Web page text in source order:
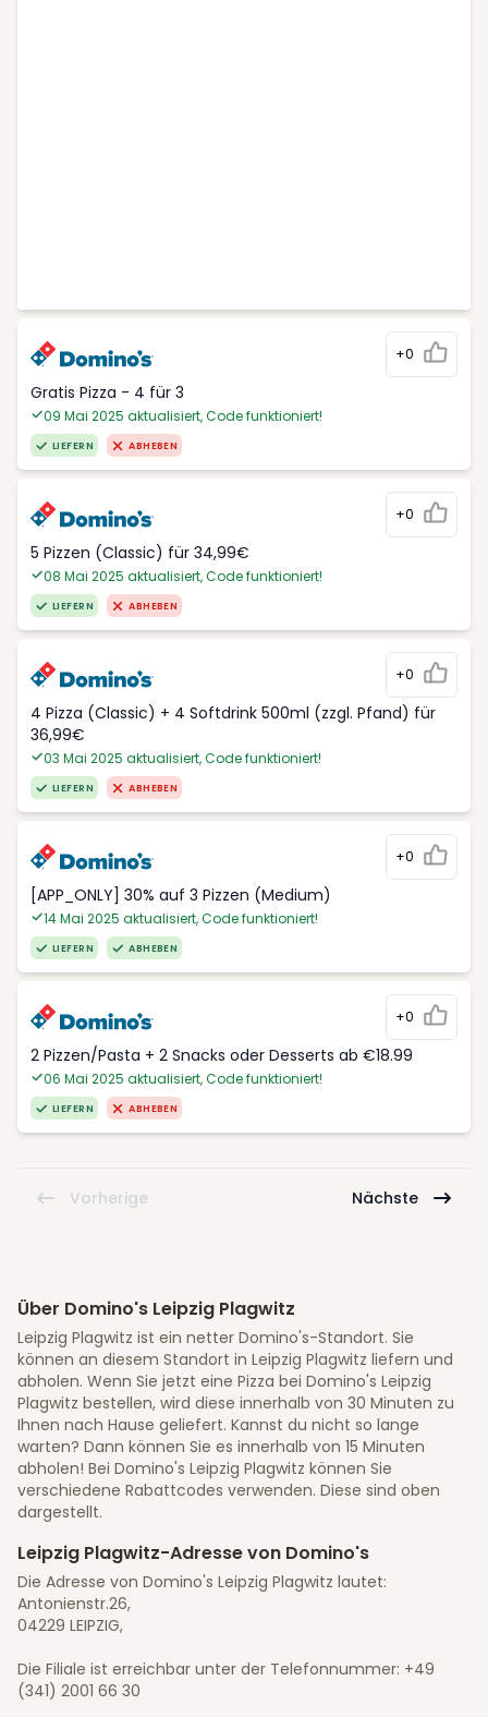
+0
Gratis Pizza - 4 für 3
09 Mai 2025 aktualisiert, Code funktioniert!
LIEFERN ABHEBEN
+0
5 Pizzen (Classic) für 34,99€
08 Mai 2025 aktualisiert, Code funktioniert!
LIEFERN ABHEBEN
+0
4 Pizza (Classic) + 4 Softdrink 500ml (zzgl. Pfand) für
36,99€
03 Mai 2025 aktualisiert, Code funktioniert!
LIEFERN ABHEBEN
+0
[APP_ONLY] 30% auf 3 Pizzen (Medium)
14 Mai 2025 aktualisiert, Code funktioniert!
LIEFERN ABHEBEN
+0
2 Pizzen/Pasta + 2 Snacks oder Desserts ab €18.99
06 Mai 2025 aktualisiert, Code funktioniert!
LIEFERN ABHEBEN
Vorherige Nächste
Über Domino's Leipzig Plagwitz
Leipzig Plagwitz ist ein netter Domino's-Standort. Sie
können an diesem Standort in Leipzig Plagwitz liefern und
abholen. Wenn Sie jetzt eine Pizza bei Domino's Leipzig
Plagwitz bestellen, wird diese innerhalb von 30 Minuten zu
Ihnen nach Hause geliefert. Kannst du nicht so lange
warten? Dann können Sie es innerhalb von 15 Minuten
abholen! Bei Domino's Leipzig Plagwitz können Sie
verschiedene Rabattcodes verwenden. Diese sind oben
dargestellt.
Leipzig Plagwitz-Adresse von Domino's
Die Adresse von Domino's Leipzig Plagwitz lautet:
Antonienstr.26,
04229 LEIPZIG,
Die Filiale ist erreichbar unter der Telefonnummer: +49
(341) 2001 66 30